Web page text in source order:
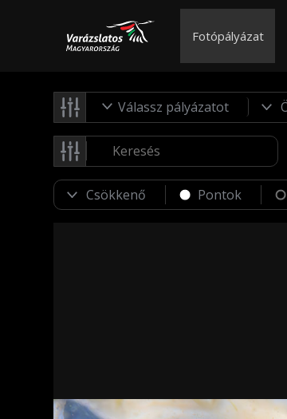
Fotópályázat
Válassz pályázatot
Pontok